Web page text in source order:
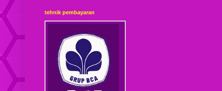
tehnik pembayaran